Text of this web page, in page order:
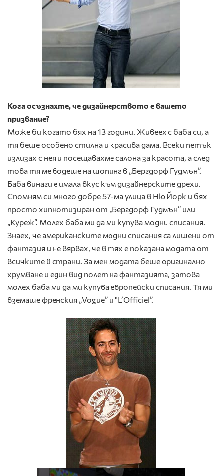
Кога осъзнахте, че дизайнерството е вашето
призвание?
Може би когато бях на 13 години. Живеех с баба си, а
тя беше особено стилна и красива дама. Всеки петък
излизах с нея и посещавахме салона за красота, а след
това тя ме водеше на шопинг в „Бергдорф Гудмън”.
Баба винаги е имала вкус към дизайнерските дрехи.
Спомням си много добре 57-ма улица в Ню Йорк и бях
просто хипнотизиран от „Бергдорф Гудмън” или
„Куреж”. Молех баба ми да ми купува модни списания.
Знаех, че американските модни списания са лишени от
фантазия и не вярвах, че в тях е показана модата от
всичките й страни. За мен модата беше оригинално
хрумване и един вид полет на фантазията, затова
молех баба ми да ми купува европейски списания. Тя ми
вземаше френския „Vogue” и "L’Officiel”.